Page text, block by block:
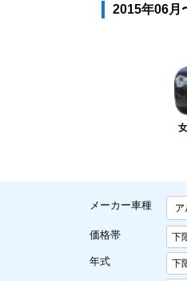
2015年06月
メーカー車種 ア
価格帯
年式